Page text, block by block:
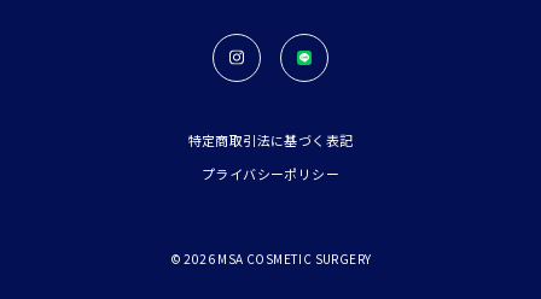
特定商取引法に基づく表記
プライバシーポリシー
©2026 MSA COSMETIC SURGERY